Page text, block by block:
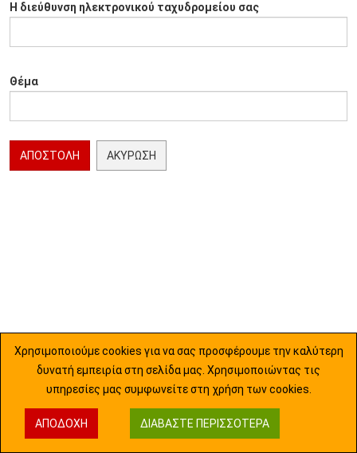
Η διεύθυνση ηλεκτρονικού ταχυδρομείου σας
Θέμα
ΑΠΟΣΤΟΛΉ ΑΚΎΡΩΣΗ
Χρησιμοποιούμε cookies για να σας προσφέρουμε την καλύτερη
δυνατή εμπειρία στη σελίδα μας. Χρησιμοποιώντας τις
υπηρεσίες μας συμφωνείτε στη χρήση των cookies.
ΑΠΟΔΟΧΉ ΔΙΑΒΆΣΤΕ ΠΕΡΙΣΣΌΤΕΡΑ